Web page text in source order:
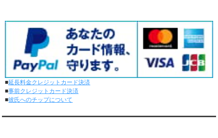
レンタル彼氏と153回の通常デートがありました。
レンタル彼氏と1回のオンラインデートがありました。
5/11～5/17
レンタル彼氏と164回の通常デートがありました。
レンタル彼氏と2回のオンラインデートがありました。
5/4～5/10
レンタル彼氏と151回の通常デートがありました。
レンタル彼氏と2回のオンラインデートがありました。
■延長料金クレジットカード決済
■事前クレジットカード決済
■彼氏へのチップについて